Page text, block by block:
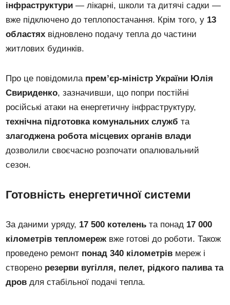
інфраструктури — лікарні, школи та дитячі садки —
вже підключено до теплопостачання. Крім того, у 13
областях відновлено подачу тепла до частини
житлових будинків.
Про це повідомила прем’єр-міністр України Юлія
Свириденко, зазначивши, що попри постійні
російські атаки на енергетичну інфраструктуру,
технічна підготовка комунальних служб та
злагоджена робота місцевих органів влади
дозволили своєчасно розпочати опалювальний
сезон.
Готовність енергетичної системи
За даними уряду, 17 500 котелень та понад 17 000
кілометрів тепломереж вже готові до роботи. Також
проведено ремонт понад 340 кілометрів мереж і
створено резерви вугілля, пелет, рідкого палива та
дров для стабільної подачі тепла.